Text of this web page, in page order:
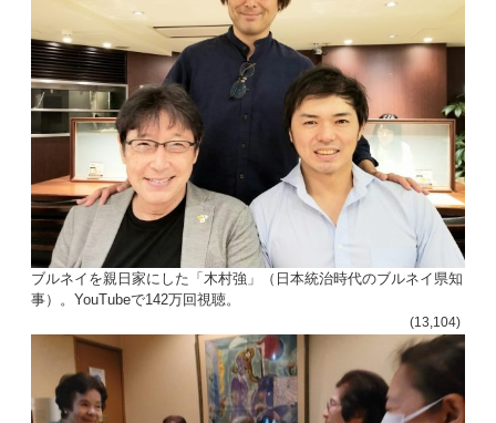
ブルネイを親日家にした「木村強」（日本統治時代のブルネイ県知
事）。YouTubeで142万回視聴。
(13,104)